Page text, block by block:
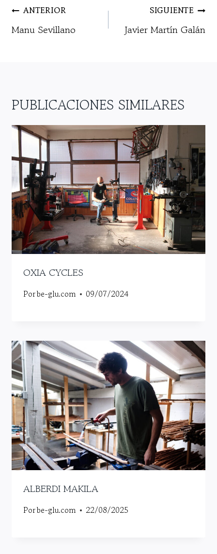
NAVEGACIÓN
DE
ANTERIOR
Manu Sevillano
SIGUIENTE
Javier Martín Galán
PUBLICACIONES SIMILARES
OXIA CYCLES
Porbe-glu.com 09/07/2024
ALBERDI MAKILA
Porbe-glu.com 22/08/2025